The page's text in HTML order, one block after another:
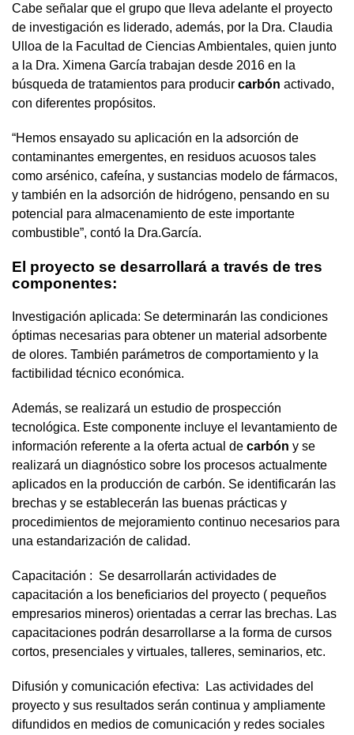
Cabe señalar que el grupo que lleva adelante el proyecto
de investigación es liderado, además, por la Dra. Claudia
Ulloa de la Facultad de Ciencias Ambientales, quien junto
a la Dra. Ximena García trabajan desde 2016 en la
búsqueda de tratamientos para producir carbón activado,
con diferentes propósitos.
“Hemos ensayado su aplicación en la adsorción de
contaminantes emergentes, en residuos acuosos tales
como arsénico, cafeína, y sustancias modelo de fármacos,
y también en la adsorción de hidrógeno, pensando en su
potencial para almacenamiento de este importante
combustible”, contó la Dra.García.
El proyecto se desarrollará a través de tres
componentes:
Investigación aplicada: Se determinarán las condiciones
óptimas necesarias para obtener un material adsorbente
de olores. También parámetros de comportamiento y la
factibilidad técnico económica.
Además, se realizará un estudio de prospección
tecnológica. Este componente incluye el levantamiento de
información referente a la oferta actual de carbón y se
realizará un diagnóstico sobre los procesos actualmente
aplicados en la producción de carbón. Se identificarán las
brechas y se establecerán las buenas prácticas y
procedimientos de mejoramiento continuo necesarios para
una estandarización de calidad.
Capacitación : Se desarrollarán actividades de
capacitación a los beneficiarios del proyecto ( pequeños
empresarios mineros) orientadas a cerrar las brechas. Las
capacitaciones podrán desarrollarse a la forma de cursos
cortos, presenciales y virtuales, talleres, seminarios, etc.
Difusión y comunicación efectiva: Las actividades del
proyecto y sus resultados serán continua y ampliamente
difundidos en medios de comunicación y redes sociales